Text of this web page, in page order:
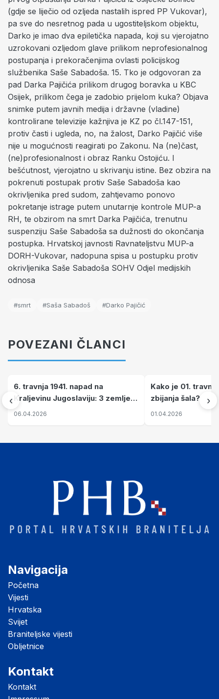
#smrt #Saša Sabadoš #Darko Pajičić
POVEZANI ČLANCI
‹
6. travnja 1941. napad na
Kraljevinu Jugoslaviju: 3 zemlje
nastale njenim raspadom
06.04.2026
Kako je 01.
zbijanja šala?
01.04.2026
›
Navigacija
Početna
Vijesti
Hrvatska
Svijet
Braniteljske vijesti
Obljetnice
Kontakt
Kontakt